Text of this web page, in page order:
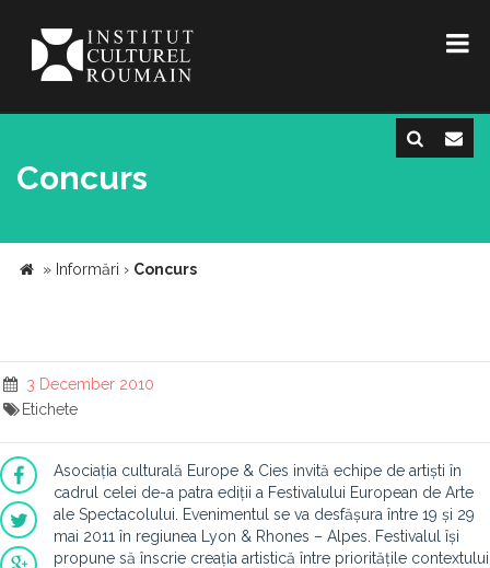
Concurs
» Informări › Concurs
3 December 2010
Etichete
Asociația culturală Europe & Cies invită echipe de artiști în
cadrul celei de-a patra ediții a Festivalului European de Arte
ale Spectacolului. Evenimentul se va desfășura între 19 și 29
mai 2011 în regiunea Lyon & Rhones – Alpes. Festivalul își
propune să înscrie creația artistică între prioritățile contextului